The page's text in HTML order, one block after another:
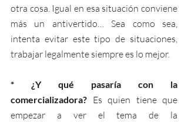
otra cosa. Igual en esa situación conviene
más un antivertido… Sea como sea,
intenta evitar este tipo de situaciones,
trabajar legalmente siempre es lo mejor.
* ¿Y qué pasaría con la
comercializadora? Es quien tiene que
empezar a ver el tema de la